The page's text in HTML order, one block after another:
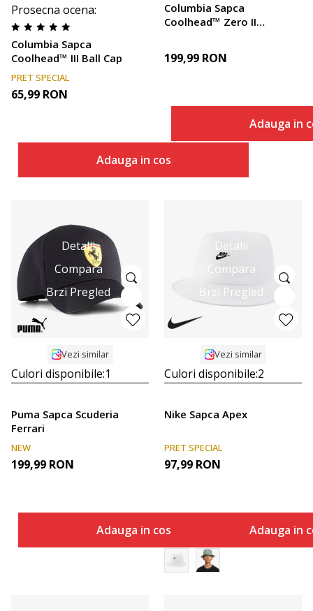
Prosecna ocena:
Columbia Sapca
Coolhead™ III Ball Cap
PRET SPECIAL
65,99 RON
Adauga in cos
Columbia Sapca
Coolhead™ Zero II
199,99 RON
Adauga in
Detalii
Compara
Brzi Pregled
Vezi similar
Culori disponibile:1
Puma Sapca Scuderia
Ferrari
NEW
199,99 RON
Adauga in cos
Detalii
Compara
Brzi Pregled
Vezi similar
Culori disponibile:2
Nike Sapca Apex
PRET SPECIAL
97,99 RON
Adauga in